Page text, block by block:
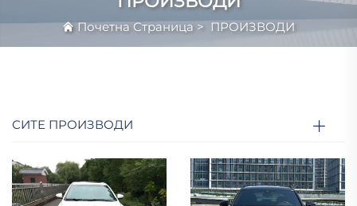
Почетна Страница > ПРОИЗВОДИ
СИТЕ ПРОИЗВОДИ